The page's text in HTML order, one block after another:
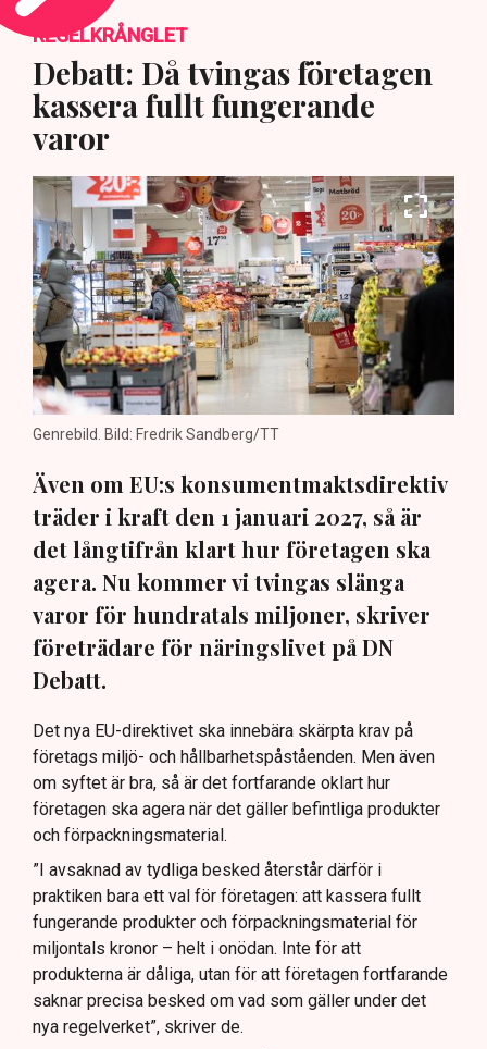
REGELKRÅNGLET
Debatt: Då tvingas företagen
kassera fullt fungerande
varor
Genrebild. Bild: Fredrik Sandberg/TT
Även om EU:s konsumentmaktsdirektiv
träder i kraft den 1 januari 2027, så är
det långtifrån klart hur företagen ska
agera. Nu kommer vi tvingas slänga
varor för hundratals miljoner, skriver
företrädare för näringslivet på DN
Debatt.
Det nya EU-direktivet ska innebära skärpta krav på
företags miljö- och hållbarhetspåståenden. Men även
om syftet är bra, så är det fortfarande oklart hur
företagen ska agera när det gäller befintliga produkter
och förpackningsmaterial.
”I avsaknad av tydliga besked återstår därför i
praktiken bara ett val för företagen: att kassera fullt
fungerande produkter och förpackningsmaterial för
miljontals kronor – helt i onödan. Inte för att
produkterna är dåliga, utan för att företagen fortfarande
saknar precisa besked om vad som gäller under det
nya regelverket”, skriver de.